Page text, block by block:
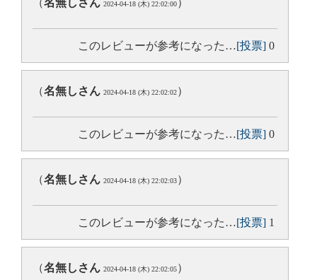
2024-04-18 (木) 22:02:00
このレビューが参考になった…[投票] 0
（名無しさん 2024-04-18 (木) 22:02:02）
このレビューが参考になった…[投票] 0
（名無しさん 2024-04-18 (木) 22:02:03）
このレビューが参考になった…[投票] 1
（名無しさん 2024-04-18 (木) 22:02:05）